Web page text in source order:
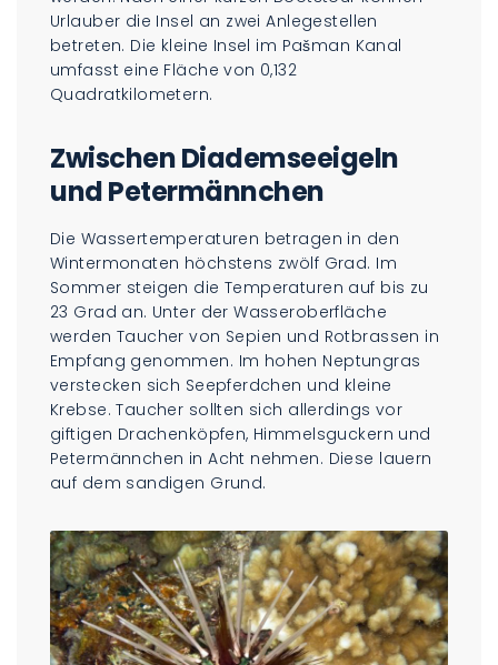
Urlauber die Insel an zwei Anlegestellen
betreten. Die kleine Insel im Pašman Kanal
umfasst eine Fläche von 0,132
Quadratkilometern.
Zwischen Diademseeigeln
und Petermännchen
Die Wassertemperaturen betragen in den
Wintermonaten höchstens zwölf Grad. Im
Sommer steigen die Temperaturen auf bis zu
23 Grad an. Unter der Wasseroberfläche
werden Taucher von Sepien und Rotbrassen in
Empfang genommen. Im hohen Neptungras
verstecken sich Seepferdchen und kleine
Krebse. Taucher sollten sich allerdings vor
giftigen Drachenköpfen, Himmelsguckern und
Petermännchen in Acht nehmen. Diese lauern
auf dem sandigen Grund.